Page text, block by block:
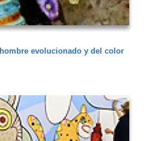
evolucionado y del color